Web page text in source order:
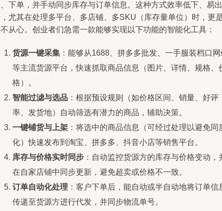
下单，并手动同步库存与订单信息。这种方式效率低下、易出
尤其在处理多平台、多店铺、多SKU（库存量单位）时，更
从心。创业者们急需一款能够实现以下功能的智能化工具：
货源一键采集 ：能够从1688、拼多多批发、一手服装档口
等主流货源平台，快速抓取商品信息（图片、详情、规格、
格）。
智能过滤与选品 ：根据预设规则（如价格区间、销量、好评
率、发货地）自动筛选有潜力的商品，辅助决策。
一键铺货与上架 ：将选中的商品信息（可经过处理以避免同
化）快速发布到淘宝、拼多多、抖音小店等销售平台。
库存与价格实时同步 ：自动监控货源方的库存与价格变动，
在自家店铺中同步更新，避免超卖或价格不一致。
订单自动化处理 ：客户下单后，能自动或半自动地将订单信
传递至货源方进行代发，并同步物流单号。